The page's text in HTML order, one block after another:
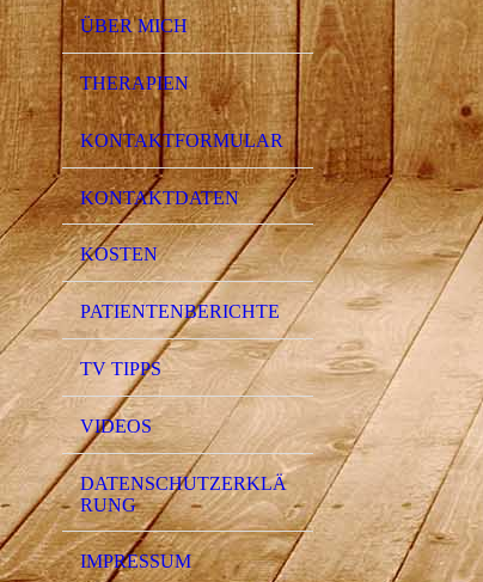
ÜBER MICH
THERAPIEN
KONTAKTFORMULAR
KONTAKTDATEN
KOSTEN
PATIENTENBERICHTE
TV TIPPS
VIDEOS
DATENSCHUTZERKLÄ
RUNG
IMPRESSUM